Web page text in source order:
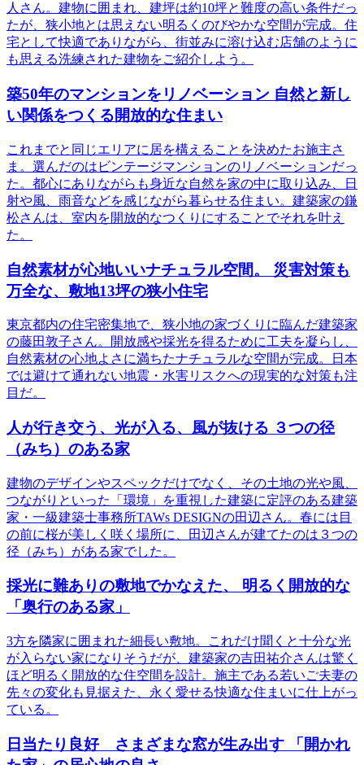
人さん。建物に囲まれ、建坪は約10坪と難度の高い条件だっ
たが、狭小地とは思えない明るくのびやかな空間が完成。住
宅として快適でありながら、街並みに溶け込む店舗のように
も思える洗練された建物をご紹介しよう。
築50年のマンションをリノベーション 自然と新し
い関係をつくる開放的な住まい
これまでと同じエリアに居を構えることを決めたお施主さ
ま。選んだのはビンテージマンションのリノベーションだっ
た。都心にありながらも身近な自然を家の中に取り込み、日
射や風、雨音などを感じながら暮らせる住まい。建築家の鎌
松さんは、室内を開放的なつくりにすることでそれを叶え
た。
自然素材が心地いいナチュラル空間。 災害対策も
万全な、敷地13坪の狭小住宅
東京都内の住宅密集地で、狭小地の家づくりに臨んだ建築家
の藤田敦子さん。開放感や採光を得るために工夫を凝らし、
自然素材の心地よさに満ちたナチュラルな空間が完成。日本
では避けて通れない地震・水害リスクへの現実的な対策も注
目だ。
人が行き交う、光が入る、風が抜ける ３つの径
（みち）のある家
建物のデザインやスペックだけでなく、その土地の光や風、
つながりといった「環境」を重視した建築に定評のある建築
家・一級建築士事務所TAWs DESIGNの田辺さん。春には目
の前に桜が美しく咲く場所に、田辺さんが建てたのは３つの
径（みち）がある家でした。
採光に難ありの敷地でかなえた、 明るく開放的な
「奥行のある家」
3方を隣家に囲まれた細長い敷地。これだけ聞くと十分な光
が入らない家になりそうだが、建築家の吉田祐介さんは驚く
ほど明るく開放的な住空間を設計。施主である若いご夫妻の
先々の変化も見据えた、永く愛せる快適な住まいに仕上がっ
ている。
日当たり良好 さまざまな窓が生み出す 「開かれ